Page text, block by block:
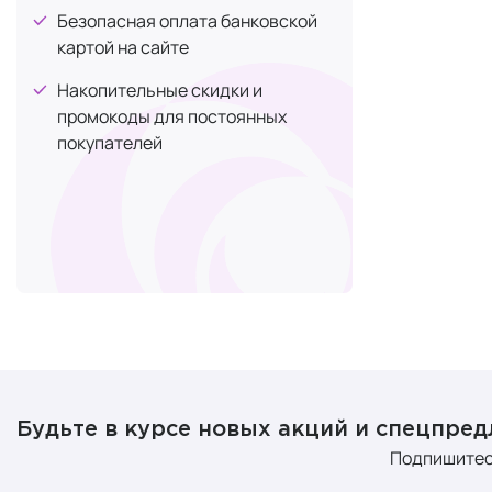
Безопасная оплата банковской
картой на сайте
Накопительные скидки и
промокоды для постоянных
покупателей
Это ноу-
Будьте в курсе новых акций и